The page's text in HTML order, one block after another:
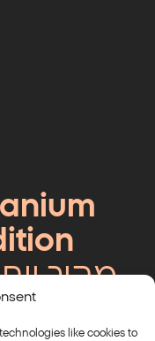
like cookies to
מהיר